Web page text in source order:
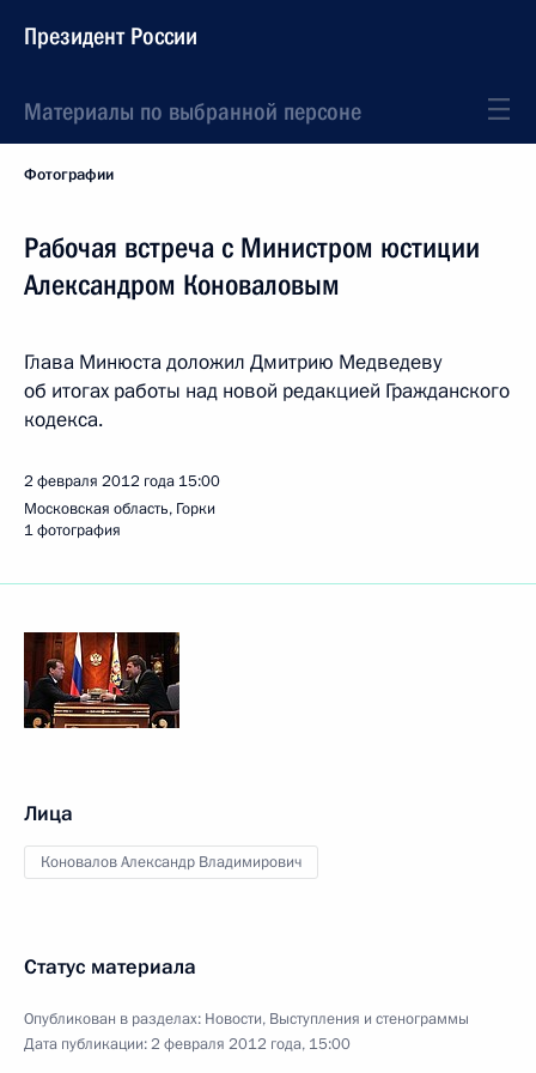
Президент России
Материалы по выбранной персоне
Фотографии
Рабочая встреча с Министром юстиции
Александром Коноваловым
Глава Минюста доложил Дмитрию Медведеву
об итогах работы над новой редакцией Гражданского
кодекса.
2 февраля 2012 года 15:00
Московская область, Горки
1 фотография
Лица
Коновалов Александр Владимирович
Статус материала
Опубликован в разделах: Новости, Выступления и стенограммы
Дата публикации:2 февраля 2012 года, 15:00